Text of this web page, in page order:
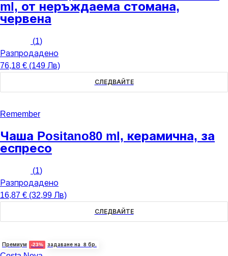
ml, от неръждаема стомана,
червена
(1)
Разпродадено
76,18 € (149 Лв)
СЛЕДВАЙТЕ
Remember
Чаша Positano80 ml, керамична, за
еспресо
(1)
Разпродадено
16,87 € (32,99 Лв)
СЛЕДВАЙТЕ
Премиум -23% задаване на 8 бр.